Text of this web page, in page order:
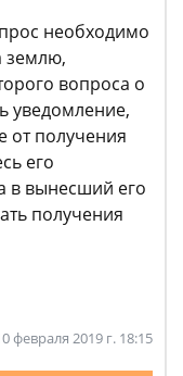
необходимо
землю,
вопроса о
уведомление,
от получения
его
в вынесший его
получения
февраля 2019 г. 18:15